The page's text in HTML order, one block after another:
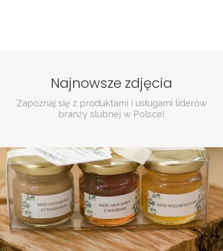
Najnowsze zdjęcia
Zapoznaj się z produktami i usługami liderów
branży slubnej w Polsce!